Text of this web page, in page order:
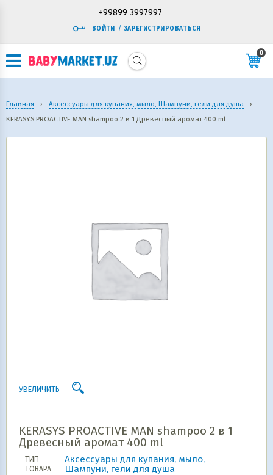
+99899 3997997
ВОЙТИ / ЗАРЕГИСТРИРОВАТЬСЯ
0
Главная › Аксессуары для купания, мыло, Шампуни, гели для душа
›
KERASYS PROACTIVE MAN shampoo 2 в 1 Древесный аромат 400 ml
УВЕЛИЧИТЬ
KERASYS PROACTIVE MAN shampoo 2 в 1
Древесный аромат 400 ml
ТИП
ТОВАРА
Аксессуары для купания, мыло,
Шампуни, гели для душа